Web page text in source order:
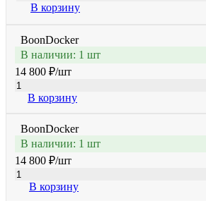
В корзину
BoonDocker
В наличии: 1 шт
14 800 ₽/шт
В корзину
BoonDocker
В наличии: 1 шт
14 800 ₽/шт
В корзину